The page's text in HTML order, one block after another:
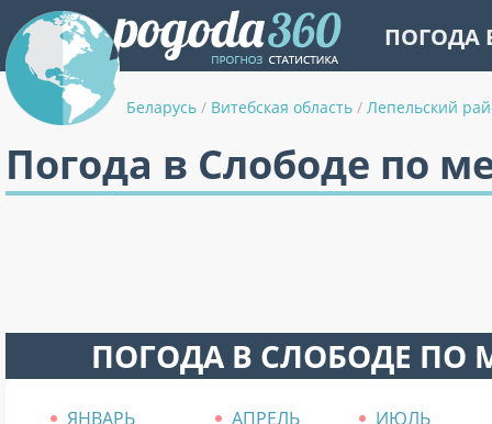
ПОГОДА
Беларусь / Витебская область / Лепельский
Погода в Слободе по
ПОГОДА В СЛОБОДЕ ПО
ЯНВАРЬ АПРЕЛЬ
ИЮЛЬ